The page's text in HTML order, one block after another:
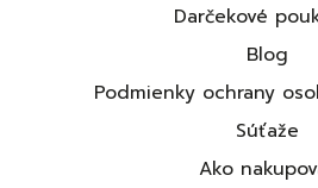
Darčekové
Blog
Podmienky ochrany
Súťaže
Ako